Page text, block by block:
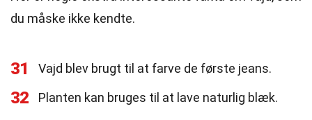
du måske ikke kendte.
31 Vajd blev brugt til at farve de første jeans.
32 Planten kan bruges til at lave naturlig blæk.